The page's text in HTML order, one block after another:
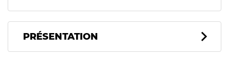
PRÉSENTATION